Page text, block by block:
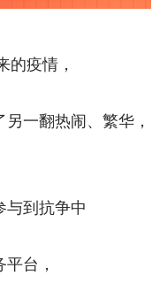
疫情，
一翻热闹、繁华，
到抗争中
台，